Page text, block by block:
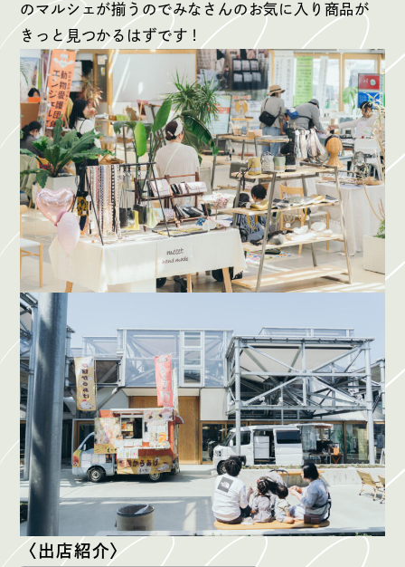
のマルシェが揃うのでみなさんのお気に入り商品が
きっと見つかるはずです！
〈出店紹介〉